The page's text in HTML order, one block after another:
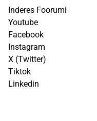
Inderes Foorumi
Youtube
Facebook
Instagram
X (Twitter)
Tiktok
Linkedin